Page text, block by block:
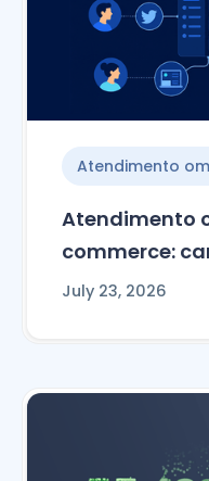
Atendimento
Atendimento
commerce:
July 23, 2026